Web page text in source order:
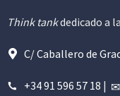
Think tankdedicado a
C/ Caballero de
+34 91 596 57 18 |